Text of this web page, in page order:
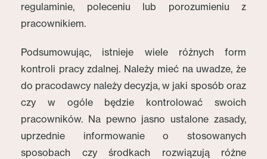
regulaminie, poleceniu lub porozumieniu z
pracownikiem.
Podsumowując, istnieje wiele różnych form
kontroli pracy zdalnej. Należy mieć na uwadze, że
do pracodawcy należy decyzja, w jaki sposób oraz
czy w ogóle będzie kontrolować swoich
pracowników. Na pewno jasno ustalone zasady,
uprzednie informowanie o stosowanych
sposobach czy środkach rozwiązują różne